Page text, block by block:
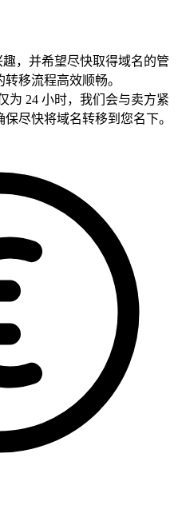
趣，并希望尽快取得域名的管
移流程高效顺畅。
为 24 小时，我们会与卖方紧
尽快将域名转移到您名下。